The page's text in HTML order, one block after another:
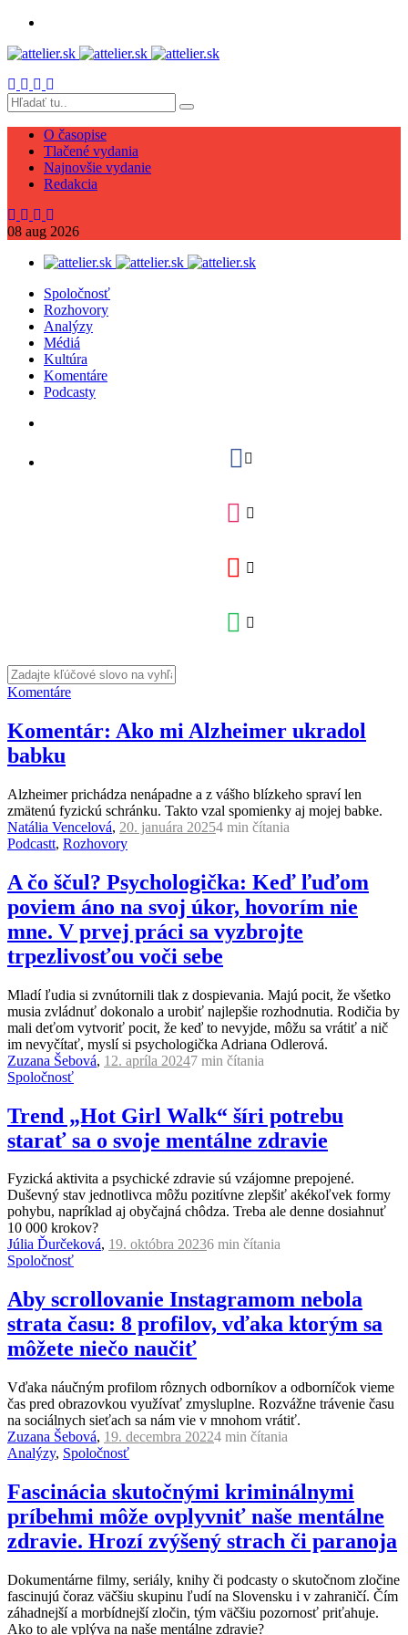
O časopise
Tlačené vydania
Najnovšie vydanie
Redakcia
08 aug 2026
Spoločnosť
Rozhovory
Analýzy
Médiá
Kultúra
Komentáre
Podcasty
Komentáre
Komentár: Ako mi Alzheimer ukradol
babku
Alzheimer prichádza nenápadne a z vášho blízkeho spraví len
zmätenú fyzickú schránku. Takto vzal spomienky aj mojej babke.
Natália Vencelová, 20. januára 20254 min čítania
Podcastt, Rozhovory
A čo ščul? Psychologička: Keď ľuďom
poviem áno na svoj úkor, hovorím nie
mne. V prvej práci sa vyzbrojte
trpezlivosťou voči sebe
Mladí ľudia si zvnútornili tlak z dospievania. Majú pocit, že všetko
musia zvládnuť dokonalo a urobiť najlepšie rozhodnutia. Rodičia by
mali deťom vytvoriť pocit, že keď to nevyjde, môžu sa vrátiť a nič
im nevyčítať, myslí si psychologička Adriana Odlerová.
Zuzana Šebová, 12. apríla 20247 min čítania
Spoločnosť
Trend „Hot Girl Walk“ šíri potrebu
starať sa o svoje mentálne zdravie
Fyzická aktivita a psychické zdravie sú vzájomne prepojené.
Duševný stav jednotlivca môžu pozitívne zlepšiť akékoľvek formy
pohybu, napríklad aj obyčajná chôdza. Treba ale denne dosiahnuť
10 000 krokov?
Júlia Ďurčeková, 19. októbra 20236 min čítania
Spoločnosť
Aby scrollovanie Instagramom nebola
strata času: 8 profilov, vďaka ktorým sa
môžete niečo naučiť
Vďaka náučným profilom rôznych odborníkov a odborníčok vieme
čas pred obrazovkou využívať zmysluplne. Rozvážne trávenie času
na sociálnych sieťach sa nám vie v mnohom vrátiť.
Zuzana Šebová, 19. decembra 20224 min čítania
Analýzy, Spoločnosť
Fascinácia skutočnými kriminálnymi
príbehmi môže ovplyvniť naše mentálne
zdravie. Hrozí zvýšený strach či paranoja
Dokumentárne filmy, seriály, knihy či podcasty o skutočnom zločine
fascinujú čoraz väčšiu skupinu ľudí na Slovensku i v zahraničí. Čím
záhadnejší a morbídnejší zločin, tým väčšiu pozornosť priťahuje.
Ako to ale vplýva na naše mentálne zdravie?